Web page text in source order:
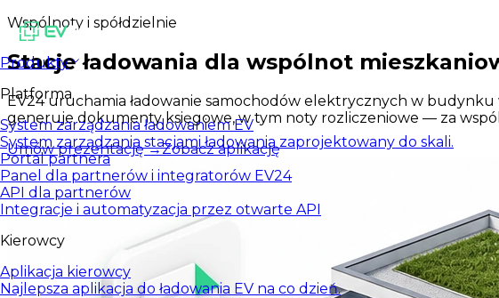
Produkty
Platforma
System zarządzania ładowaniem EV
System zarządzania stacjami ładowania zaprojektowany do skali.
Portal partnera
Panel dla partnerów i integratorów EV24
API dla partnerów
Integracje i automatyzacja przez otwarte API
Kierowcy
Aplikacja kierowcy
Najlepsza aplikacja do ładowania EV na co dzień.
Wspólnoty i spółdzielnie
Stacje ładowania dla wspólnot
EV24 uruchamia ładowanie samochodów elektrycznych w
generuje dokumenty księgowe, w tym noty rozliczeniowe — za
Umów prezentację→Zobacz aplikację